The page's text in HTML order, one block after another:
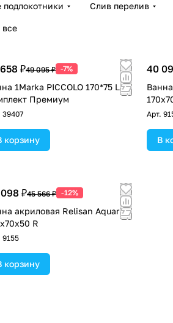
Слив перелив
все
₽49 095 ₽ -7%
1Marka PICCOLO 170*75 L
Премиум
39407
корзину
40
Арт.
В
₽45 566 ₽ -12%
акриловая Relisan Aquarius
R
9155
корзину